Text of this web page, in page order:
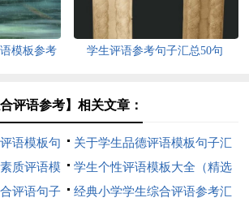
模板参考
学生评语参考句子汇总50句
评语参考】相关文章：
语模板句
关于学生品德评语模板句子汇
总100句
质评语模
学生个性评语模板大全（精选
60句）
评语句子 经典小学学生综合评语参考汇